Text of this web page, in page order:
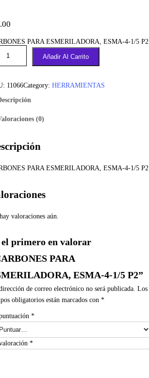
PARA ESMERILADORA, ESMA-4-1/5 P2
Añadir Al Carrito
11066Category: HERRAMIENTAS
(0)
PARA ESMERILADORA, ESMA-4-1/5 P2
valoraciones aún.
el primero en valorar
PARA
ESMA-4-1/5 P2”
de correo electrónico no será publicada. Los
obligatorios están marcados con *
*
*